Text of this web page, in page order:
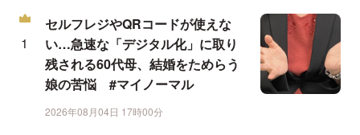
セルフレジやQRコードが使えな
い…急速な「デジタル化」に取り
残される60代母、結婚をためらう
娘の苦悩 #マイノーマル
2026年08月04日 17時00分